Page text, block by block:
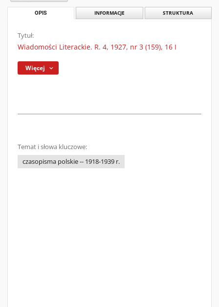
OPIS INFORMACJE STRUKTURA
Tytuł:
Wiadomości Literackie. R. 4, 1927, nr 3 (159), 16 I
Więcej
Temat i słowa kluczowe:
czasopisma polskie -- 1918-1939 r.